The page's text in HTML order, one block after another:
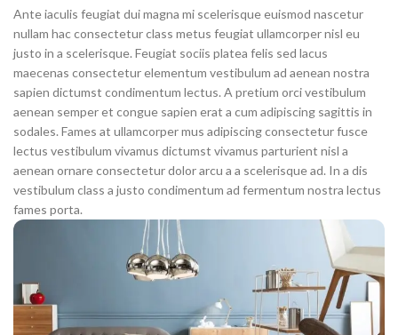
Ante iaculis feugiat dui magna mi scelerisque euismod nascetur
nullam hac consectetur class metus feugiat ullamcorper nisl eu
justo in a scelerisque. Feugiat sociis platea felis sed lacus
maecenas consectetur elementum vestibulum ad aenean nostra
sapien dictumst condimentum lectus. A pretium orci vestibulum
aenean semper et congue sapien erat a cum adipiscing sagittis in
sodales. Fames at ullamcorper mus adipiscing consectetur fusce
lectus vestibulum vivamus dictumst vivamus parturient nisl a
aenean ornare consectetur dolor arcu a a scelerisque ad. In a dis
vestibulum class a justo condimentum ad fermentum nostra lectus
fames porta.